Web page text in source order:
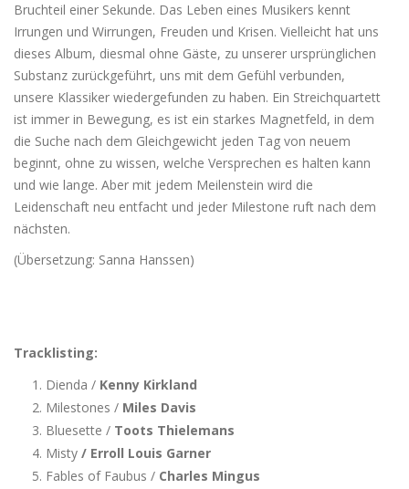
Bruchteil einer Sekunde. Das Leben eines Musikers kennt
Irrungen und Wirrungen, Freuden und Krisen. Vielleicht hat uns
dieses Album, diesmal ohne Gäste, zu unserer ursprünglichen
Substanz zurückgeführt, uns mit dem Gefühl verbunden,
unsere Klassiker wiedergefunden zu haben. Ein Streichquartett
ist immer in Bewegung, es ist ein starkes Magnetfeld, in dem
die Suche nach dem Gleichgewicht jeden Tag von neuem
beginnt, ohne zu wissen, welche Versprechen es halten kann
und wie lange. Aber mit jedem Meilenstein wird die
Leidenschaft neu entfacht und jeder Milestone ruft nach dem
nächsten.
(Übersetzung: Sanna Hanssen)
Tracklisting:
Dienda / Kenny Kirkland
Milestones / Miles Davis
Bluesette / Toots Thielemans
Misty / Erroll Louis Garner
Fables of Faubus / Charles Mingus